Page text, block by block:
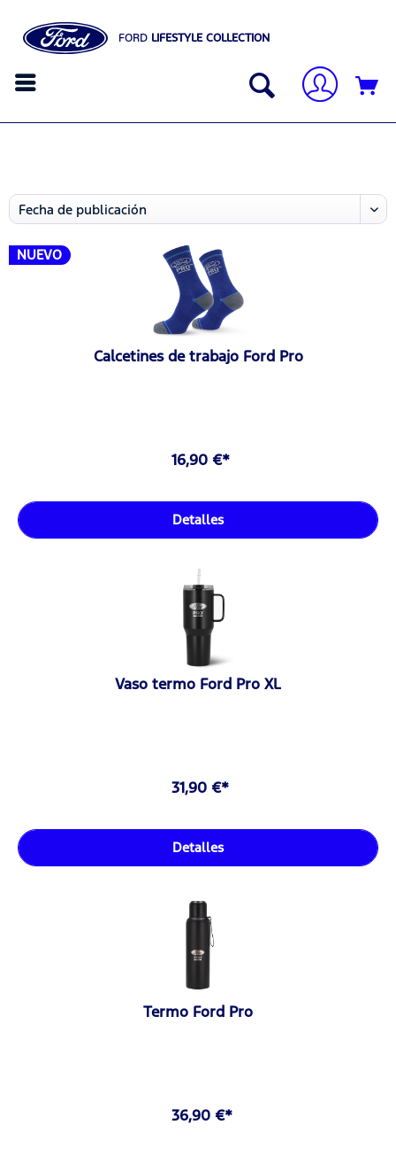
FORD LIFESTYLE COLLECTION
NUEVO
Calcetines de trabajo Ford Pro
16,90 €*
Detalles
Vaso termo Ford Pro XL
31,90 €*
Detalles
Termo Ford Pro
36,90 €*